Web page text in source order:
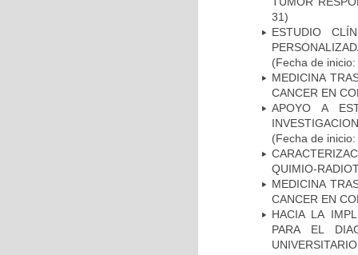
31)
ESTUDIO
(Fecha de
MEDICINA
CANCER EN
APOYO A
(Fecha de
QUIMIO-
MEDICINA
CANCER EN
HACIA LA
PARA EL